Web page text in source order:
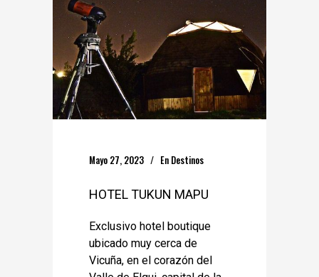
Mayo 27, 2023 En Destinos
HOTEL TUKUN MAPU
Exclusivo hotel boutique
ubicado muy cerca de
Vicuña, en el corazón del